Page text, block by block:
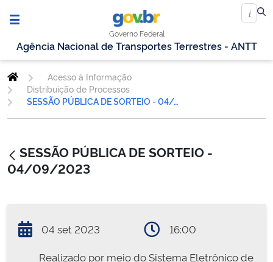
Governo Federal
Agência Nacional de Transportes Terrestres - ANTT
Acesso à Informação
Distribuição de Processos
SESSÃO PÚBLICA DE SORTEIO - 04/09/2023
SESSÃO PÚBLICA DE SORTEIO -
04/09/2023
04 set 2023
16:00
Realizado por meio do Sistema Eletrônico de